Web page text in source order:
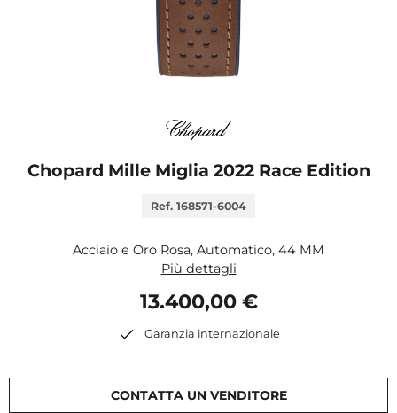
Chopard Mille Miglia 2022 Race Edition
Ref. 168571-6004
Acciaio e Oro Rosa, Automatico, 44 MM
Più dettagli
13.400,00 €
Garanzia internazionale
CONTATTA UN VENDITORE